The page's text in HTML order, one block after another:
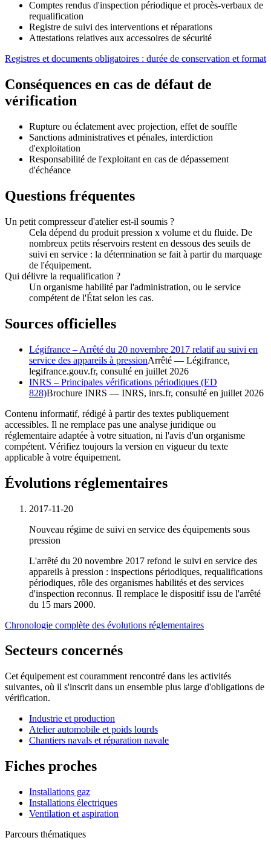
Comptes rendus d'inspection périodique et procès-verbaux de
requalification
Registre de suivi des interventions et réparations
Attestations relatives aux accessoires de sécurité
Registres et documents obligatoires : durée de conservation et format
Conséquences en cas de défaut de
vérification
Rupture ou éclatement avec projection, effet de souffle
Sanctions administratives et pénales, interdiction
d'exploitation
Responsabilité de l'exploitant en cas de dépassement
d'échéance
Questions fréquentes
Un petit compresseur d'atelier est-il soumis ?
Cela dépend du produit pression x volume et du fluide. De
nombreux petits réservoirs restent en dessous des seuils de
suivi en service : la détermination se fait à partir du marquage
de l'équipement.
Qui délivre la requalification ?
Un organisme habilité par l'administration, ou le service
compétent de l'État selon les cas.
Sources officielles
Légifrance – Arrêté du 20 novembre 2017 relatif au suivi en
service des appareils à pressionArrêté — Légifrance,
legifrance.gouv.fr, consulté en juillet 2026
INRS – Principales vérifications périodiques (ED
828)Brochure INRS — INRS, inrs.fr, consulté en juillet 2026
Contenu informatif, rédigé à partir des textes publiquement
accessibles. Il ne remplace pas une analyse juridique ou
réglementaire adaptée à votre situation, ni l'avis d'un organisme
compétent. Vérifiez toujours la version en vigueur du texte
applicable à votre équipement.
Évolutions réglementaires
2017-11-20
Nouveau régime de suivi en service des équipements sous
pression
L'arrêté du 20 novembre 2017 refond le suivi en service des
appareils à pression : inspections périodiques, requalifications
périodiques, rôle des organismes habilités et des services
d'inspection reconnus. Il remplace le dispositif issu de l'arrêté
du 15 mars 2000.
Chronologie complète des évolutions réglementaires
Secteurs concernés
Cet équipement est couramment rencontré dans les activités
suivantes, où il s'inscrit dans un ensemble plus large d'obligations de
vérification.
Industrie et production
Atelier automobile et poids lourds
Chantiers navals et réparation navale
Fiches proches
Installations gaz
Installations électriques
Ventilation et aspiration
Parcours thématiques